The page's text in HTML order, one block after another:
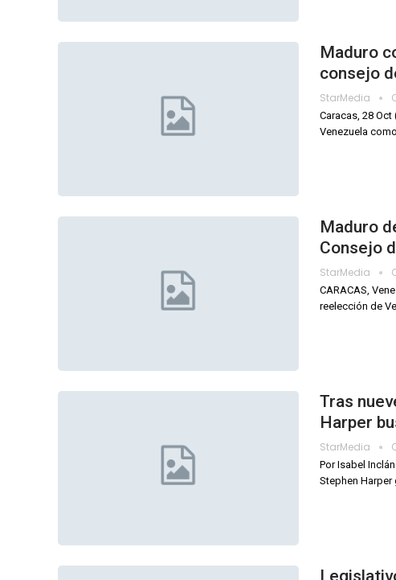
Maduro
consejo
StarMedia
Caracas, 28
Venezuela
Maduro
Consejo
StarMedia
CARACAS,
reelección de
Tras
Harper
StarMedia
Por Isabel
Stephen Harper